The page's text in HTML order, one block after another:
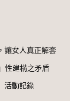
讓女人真正解套
性建構之矛盾
活動記錄